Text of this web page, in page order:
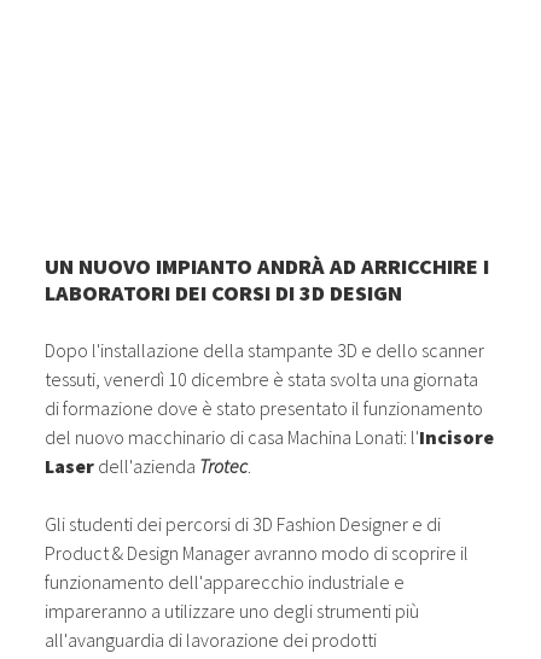
UN NUOVO IMPIANTO ANDRÀ AD ARRICCHIRE I
LABORATORI DEI CORSI DI 3D DESIGN
Dopo l'installazione della stampante 3D e dello scanner
tessuti, venerdì 10 dicembre è stata svolta una giornata
di formazione dove è stato presentato il funzionamento
del nuovo macchinario di casa Machina Lonati: l'Incisore
Laser dell'azienda Trotec.
Gli studenti dei percorsi di 3D Fashion Designer e di
Product & Design Manager avranno modo di scoprire il
funzionamento dell'apparecchio industriale e
impareranno a utilizzare uno degli strumenti più
all'avanguardia di lavorazione dei prodotti